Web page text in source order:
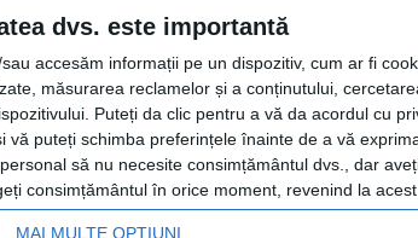
dvs. este importantă
accesăm informații pe un dispozitiv, cum ar fi
măsurarea reclamelor și a conținutului,
Puteți da clic pentru a vă da acordul cu
vă puteți schimba preferințele înainte de a vă
să nu necesite consimțământul dvs., dar
consimțământul în orice moment, revenind la
MAI MULTE OPȚIUNI
Mihai după
de pe
colț așteptând
sfârșitul
Termeni și